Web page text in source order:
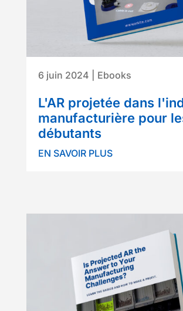
L'AR projetée dans
manufacturière pour
débutants
6 juin 2024 Ebooks
EN SAVOIR PLUS